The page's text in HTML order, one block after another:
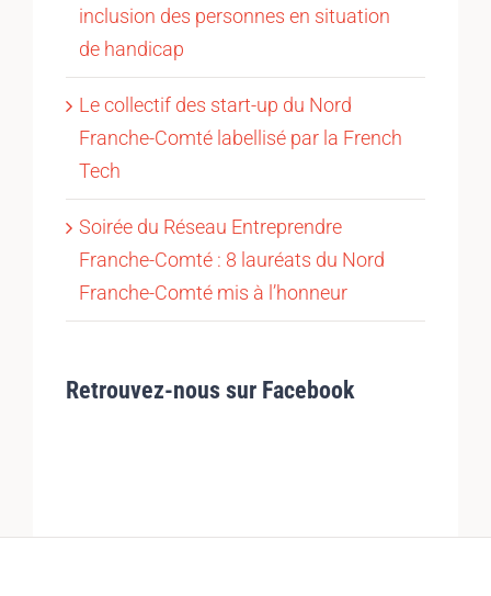
inclusion des personnes en situation
de handicap
Le collectif des start-up du Nord
Franche-Comté labellisé par la French
Tech
Soirée du Réseau Entreprendre
Franche-Comté : 8 lauréats du Nord
Franche-Comté mis à l’honneur
Retrouvez-nous sur Facebook